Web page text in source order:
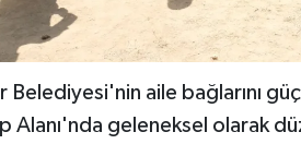
Belediyesi'nin aile bağlarını
Alanı'nda geleneksel olarak